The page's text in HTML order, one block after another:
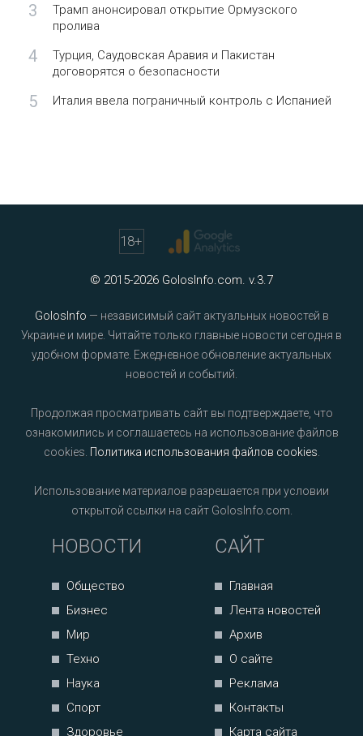
3
Трамп анонсировал открытие Ормузского
пролива
4
Турция, Саудовская Аравия и Пакистан
договорятся о безопасности
5 Италия ввела пограничный контроль с Испанией
18+
© 2015-2026 GolosInfo.com. v.3.7
GolosInfo — независимый сайт актуальных новостей в
Украине и мире. Читайте только главные новости сегодня в
удобном формате. Ежедневное обновление актуальных
новостей и событий.
Продолжая просматривать сайт вы подтверждаете, что
ознакомились и соглашаетесь на использование файлов
cookies. Политика использования файлов cookies
Использование материалов разрешается при условии
открытой ссылки на сайт GolosInfo.com.
НОВОСТИ
Общество
Бизнес
Мир
Техно
Наука
Спорт
Здоровье
САЙТ
Главная
Лента новостей
Архив
О сайте
Реклама
Контакты
Карта сайта